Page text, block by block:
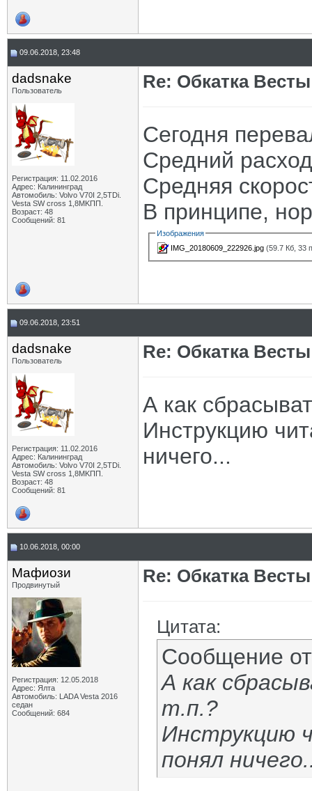
09.06.2018, 23:48
dadsnake
Пользователь
Регистрация: 11.02.2016
Адрес: Калининград
Автомобиль: Volvo V70I 2,5TDi.
Vesta SW cross 1,8MKПП.
Возраст: 48
Сообщений: 81
Re: Обкатка Весты
Сегодня
Средний
Средняя
В принципе,
Изображения
IMG_20180609_222926.jpg (59.7 Кб, 33
09.06.2018, 23:51
dadsnake
Пользователь
Регистрация: 11.02.2016
Адрес: Калининград
Автомобиль: Volvo V70I 2,5TDi.
Vesta SW cross 1,8MKПП.
Возраст: 48
Сообщений: 81
Re: Обкатка Весты
А как
Инструкцию
ничего...
10.06.2018, 00:00
Мафиози
Продвинутый
Регистрация: 12.05.2018
Адрес: Ялта
Автомобиль: LADA Vesta 2016
седан
Сообщений: 684
Re: Обкатка Весты
Цитата:
Сообщение
А как
т.п.?
Инструкцию
понял